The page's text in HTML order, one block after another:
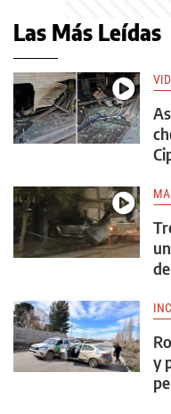
Las Más Leídas
y